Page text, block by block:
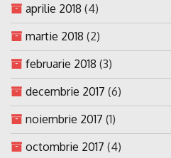
aprilie 2018 (4)
martie 2018 (2)
februarie 2018 (3)
decembrie 2017 (6)
noiembrie 2017 (1)
octombrie 2017 (4)